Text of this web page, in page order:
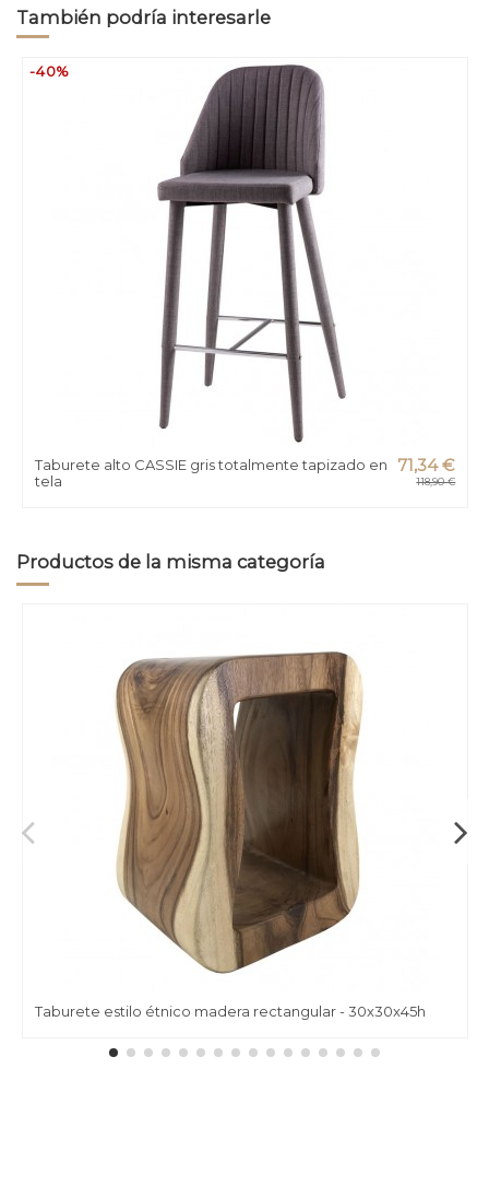
También podría interesarle
-40%
Taburete alto CASSIE gris totalmente tapizado en
tela
71,34 €
118,90 €
Productos de la misma categoría
Taburete estilo étnico madera rectangular - 30x30x45h